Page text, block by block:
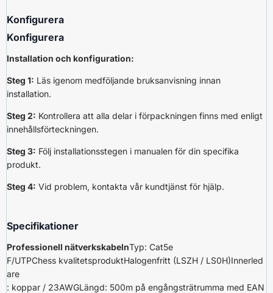
Konfigurera
Konfigurera
Installation och konfiguration:
Steg 1: Läs igenom medföljande bruksanvisning innan
installation.
Steg 2: Kontrollera att alla delar i förpackningen finns med enligt
innehållsförteckningen.
Steg 3: Följ installationsstegen i manualen för din specifika
produkt.
Steg 4: Vid problem, kontakta vår kundtjänst för hjälp.
Specifikationer
Professionell nätverkskabelnTyp: Cat5e
F/UTPChess kvalitetsproduktHalogenfritt (LSZH / LS0H)Innerled
are
: koppar / 23AWGLängd: 500m på engångsträtrumma med EAN